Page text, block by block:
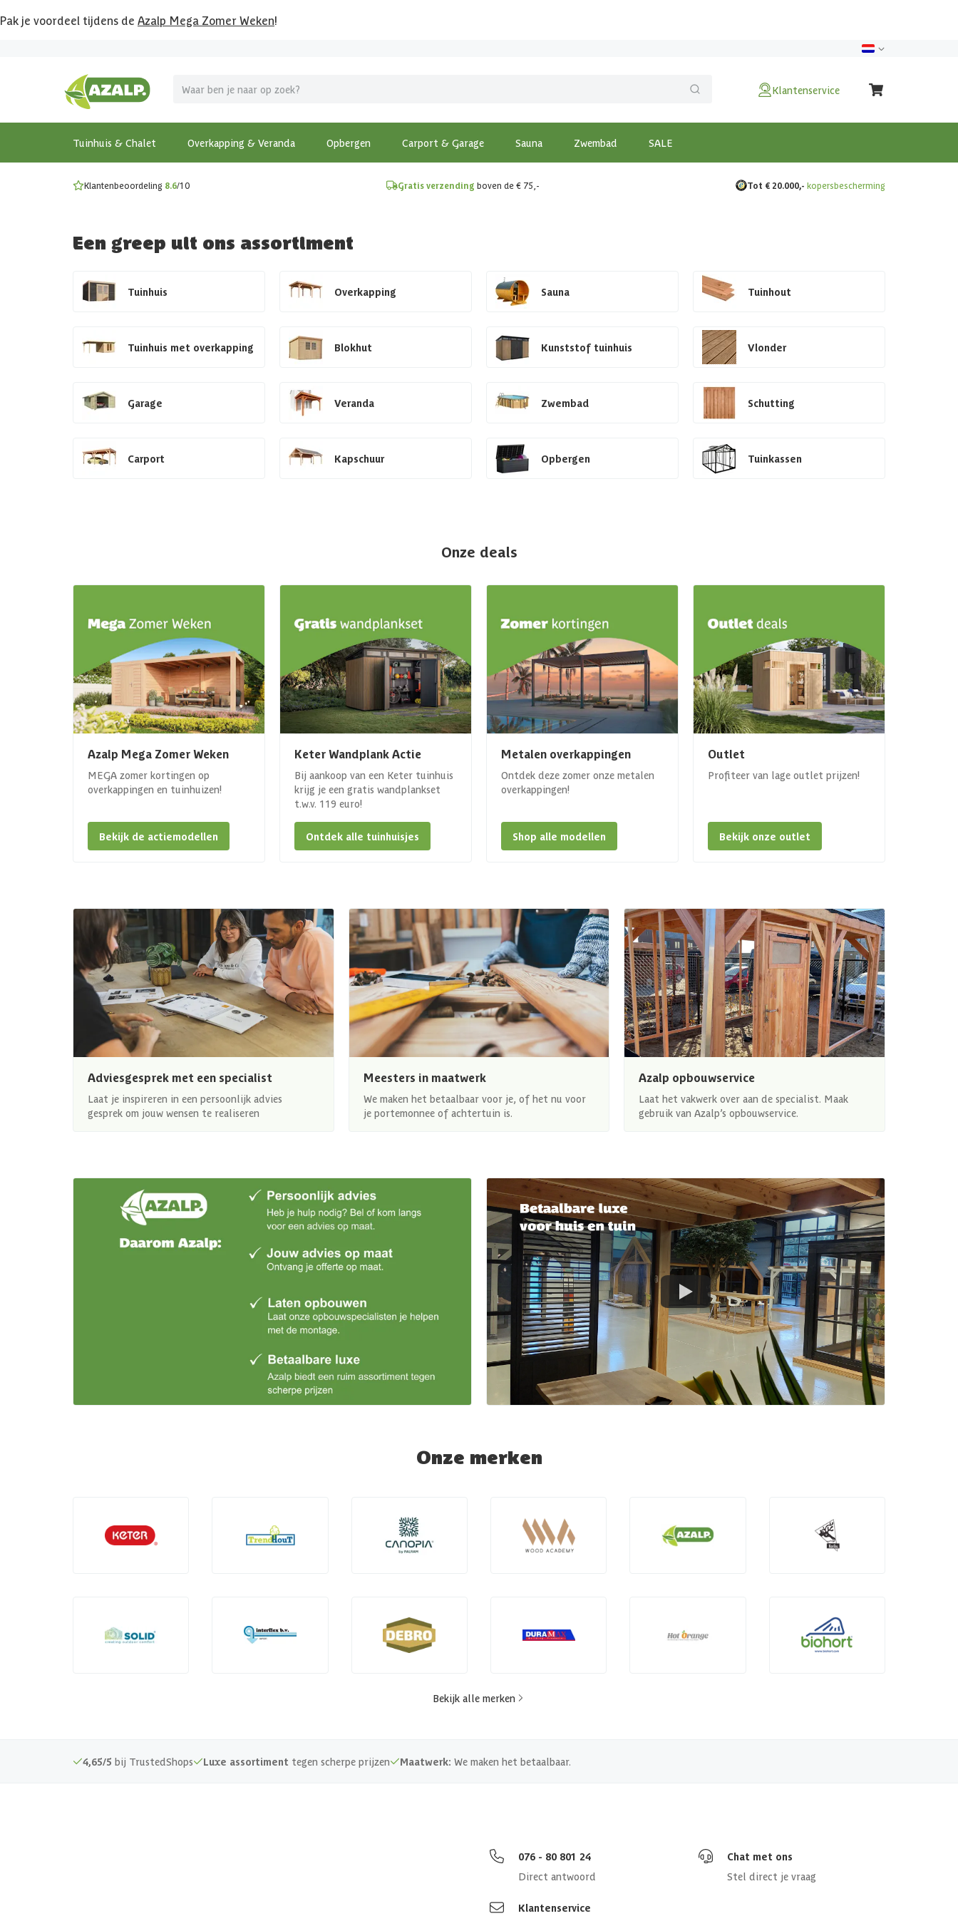
Pak je voordeel tijdens de Azalp Mega Zomer Weken!
Klantenservice
Tuinhuis & Chalet Overkapping & Veranda Opbergen Carport & Garage Sauna Zwembad SALE
MEGA zomer kortingen op overkappingen en tuinhuizen!
Bekijk de actiemodellen
Gratis wandplankset
Ontdek onze metalen overkappingen
Klantenbeoordeling 8.6/10 Gratis verzending boven de € 75,- Tot € 20.000,- kopersbescherming
Een greep uit ons assortiment
Tuinhuis Overkapping Sauna Tuinhout
Tuinhuis met overkapping Blokhut Kunststof tuinhuis Vlonder
Garage Veranda Zwembad Schutting
Carport Kapschuur Opbergen Tuinkassen
Onze deals
Azalp Mega Zomer Weken
MEGA zomer kortingen op
overkappingen en tuinhuizen!
Bekijk de actiemodellen
Keter Wandplank Actie
Bij aankoop van een Keter tuinhuis
krijg je een gratis wandplankset
t.w.v. 119 euro!
Ontdek alle tuinhuisjes
Metalen overkappingen
Ontdek deze zomer onze metalen
overkappingen!
Shop alle modellen
Outlet
Profiteer van lage outlet prijzen!
Bekijk onze outlet
Adviesgesprek met een specialist
Laat je inspireren in een persoonlijk advies
gesprek om jouw wensen te realiseren
Meesters in maatwerk
We maken het betaalbaar voor je, of het nu voor
je portemonnee of achtertuin is.
Azalp opbouwservice
Laat het vakwerk over aan de specialist. Maak
gebruik van Azalp’s opbouwservice.
Onze merken
Bekijk alle merken
4,65/5 bij TrustedShops Luxe assortiment tegen scherpe prijzen Maatwerk: We maken het betaalbaar.
076 - 80 801 24
Direct antwoord
Chat met ons
Stel direct je vraag
Klantenservice